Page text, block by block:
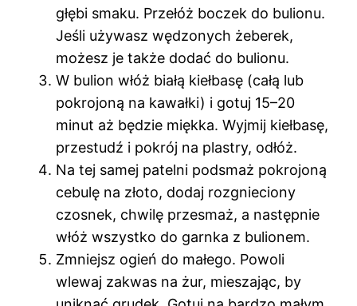
głębi smaku. Przełóż boczek do bulionu.
Jeśli używasz wędzonych żeberek,
możesz je także dodać do bulionu.
W bulion włóż białą kiełbasę (całą lub
pokrojoną na kawałki) i gotuj 15–20
minut aż będzie miękka. Wyjmij kiełbasę,
przestudź i pokrój na plastry, odłóż.
Na tej samej patelni podsmaż pokrojoną
cebulę na złoto, dodaj rozgnieciony
czosnek, chwilę przesmaż, a następnie
włóż wszystko do garnka z bulionem.
Zmniejsz ogień do małego. Powoli
wlewaj zakwas na żur, mieszając, by